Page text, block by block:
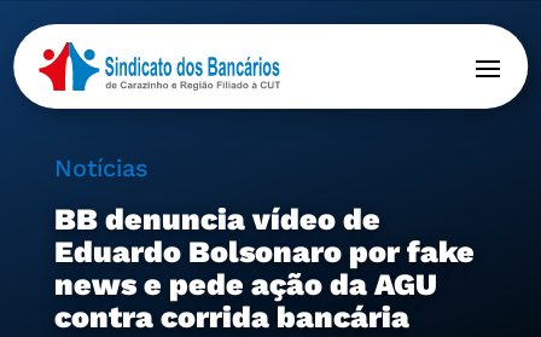
Notícias
BB denuncia vídeo de
Eduardo Bolsonaro por fake
news e pede ação da AGU
contra corrida bancária